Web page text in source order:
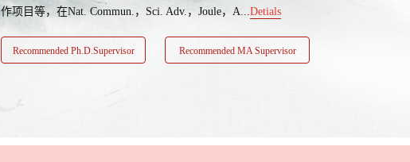
作项目等，在Nat. Commun.，Sci. Adv.，Joule，A...Detials
Recommended Ph.D.Supervisor Recommended MA Supervisor